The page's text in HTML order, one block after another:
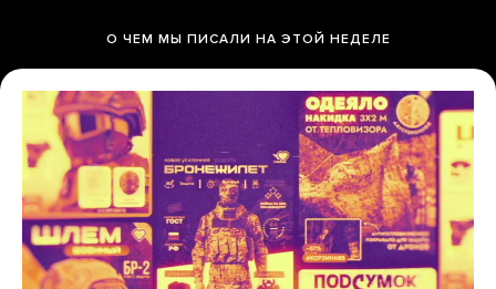
О ЧЕМ МЫ ПИСАЛИ НА ЭТОЙ НЕДЕЛЕ